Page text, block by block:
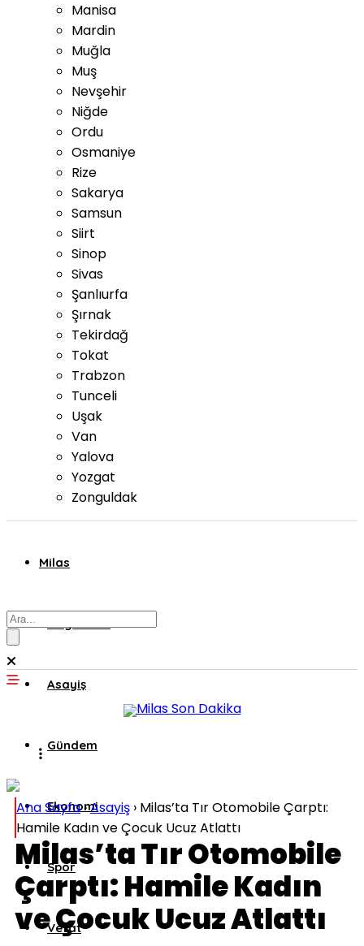
Manisa
Mardin
Muğla
Muş
Nevşehir
Niğde
Ordu
Osmaniye
Rize
Sakarya
Samsun
Siirt
Sinop
Sivas
Şanlıurfa
Şırnak
Tekirdağ
Tokat
Trabzon
Tunceli
Uşak
Van
Yalova
Yozgat
Zonguldak
Milas
Muğla’dan
Asayiş
Gündem
Ekonomi
Spor
Vefat
Ana Sayfa›Asayiş › Milas’ta Tır Otomobile Çarptı:
Hamile Kadın ve Çocuk Ucuz Atlattı
Milas’ta Tır Otomobile
Çarptı: Hamile Kadın
ve Çocuk Ucuz Atlattı